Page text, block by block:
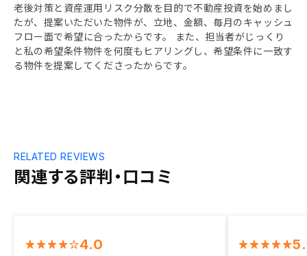
老後対策と資産運用リスク分散を目的で不動産投資を始めまし
たが、提案いただいた物件が、立地、金額、毎月のキャッシュ
フロー面で希望に合ったからです。 また、担当者がじっくり
と私の希望条件物件を何度もヒアリングし、希望条件に一致す
る物件を提案してくださったからです。
関連する評判・口コミ
RELATED REVIEWS
4.0